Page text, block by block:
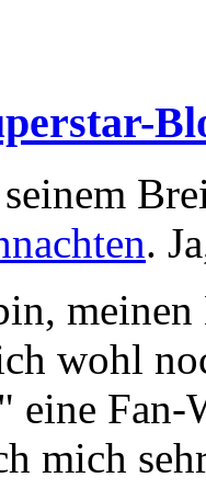
.
wohl
eine
mich